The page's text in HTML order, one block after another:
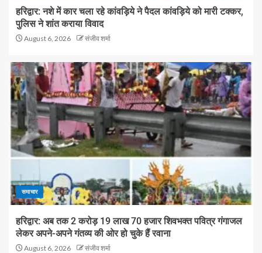
हरिद्वार: नशे में कार चला रहे कांवड़िये ने पैदल कांवड़िये को मारी टक्कर,
पुलिस ने शांत कराया विवाद
August 6, 2026 संजीव शर्मा
समाचार
हरिद्वार: अब तक 2 करोड़ 19 लाख 70 हजार शिवभक्त पवित्र गंगाजल
लेकर अपने-अपने गंतव्य की ओर हो चुके हैं रवाना
August 6, 2026 संजीव शर्मा